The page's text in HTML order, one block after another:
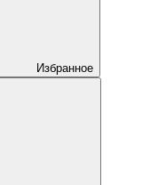
Избранное